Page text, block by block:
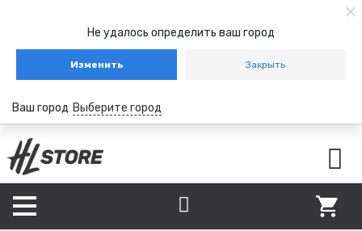
Не удалось определить ваш город
Изменить Закрыть
Ваш город Выберите город